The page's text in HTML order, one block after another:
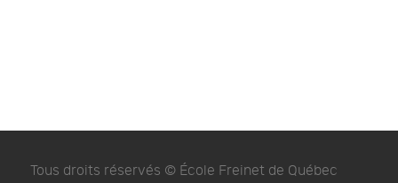
Tous droits réservés © École Freinet de Québec